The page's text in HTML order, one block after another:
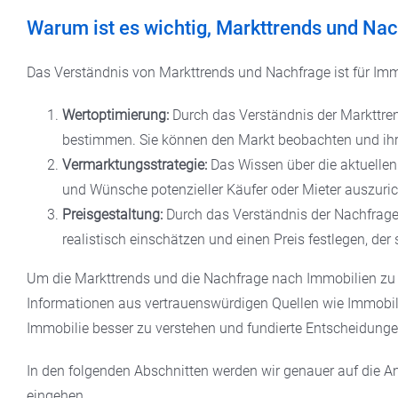
Warum ist es wichtig, Markttrends und
Das Verständnis von Markttrends und Nachfrage ist für
Wertoptimierung: Durch das Verständnis der
bestimmen. Sie können den Markt beobachten und
Vermarktungsstrategie: Das Wissen über die
und Wünsche potenzieller Käufer oder Mieter
Preisgestaltung: Durch das Verständnis der
realistisch einschätzen und einen Preis festlegen,
Um die Markttrends und die Nachfrage nach Immobilien
Informationen aus vertrauenswürdigen Quellen wie
Immobilie besser zu verstehen und fundierte
In den folgenden Abschnitten werden wir genauer auf die